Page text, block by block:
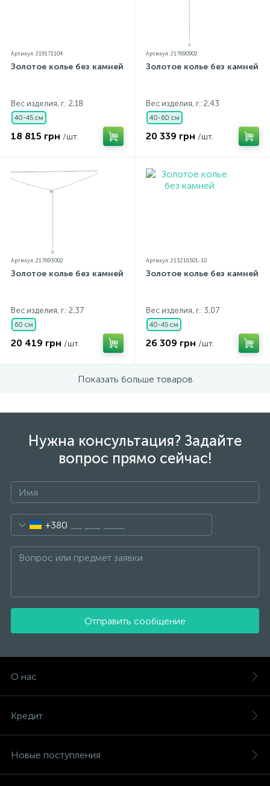
Артикул: 219171104
Золотое колье без камней
Вес изделия, г.: 2,18
40-45 см
18 815 грн /шт.
Артикул: 217690902
Золотое колье без камней
Вес изделия, г.: 2,43
40-60 см
20 339 грн /шт.
Артикул: 217693002
Золотое колье без камней
Вес изделия, г.: 2,37
60 см
20 419 грн /шт.
Артикул: 213216501-10
Золотое колье без камней
Вес изделия, г.: 3,07
40-45 см
26 309 грн /шт.
Показать больше товаров
Нужна консультация? Задайте
вопрос прямо сейчас!
+380
Отправить сообщение
О нас
Кредит
Новые поступления